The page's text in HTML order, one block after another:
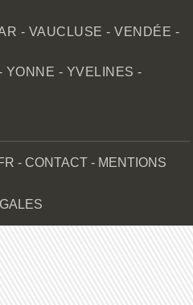
- VAUCLUSE -VENDÉE -
YONNE - YVELINES -
- CONTACT- MENTIONS